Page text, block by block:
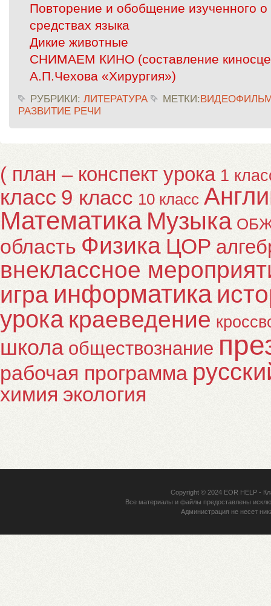
Повторение и обобщение изученного
средствах языка
Дикие животные
СНИМАЕМ КИНО (составление
А.П.Чехова «Хирургия»)
РУБРИКИ: ЛИТЕРАТУРА МЕТКИ:
РАЗВИТИЕ РЕЧИ
( план – конспект урока 1
класс 9 класс 10 класс
Математика Музыка
область Физика ЦОР
внеклассное
игра информатика
урока краеведение
школа обществознание
рабочая программа
химия экология
Copyright © 2024 EOR HELP-
Все материалы и файлы предоставлены
Администрация не несет